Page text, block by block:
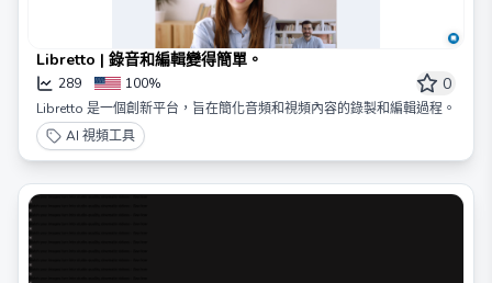
Libretto | 錄音和編輯變得簡單。
289 100% 0
Libretto 是一個創新平台，旨在簡化音頻和視頻內容的錄製和編輯過程。
AI 視頻工具